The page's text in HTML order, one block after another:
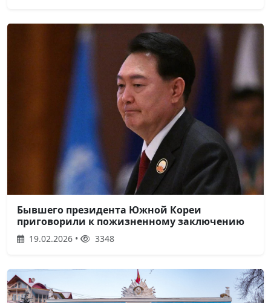
Бывшего президента Южной Кореи
приговорили к пожизненному заключению
19.02.2026 • 3348